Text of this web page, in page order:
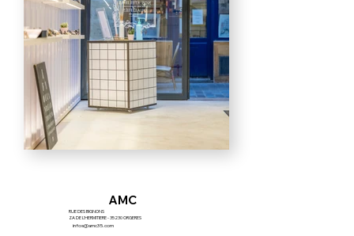
AMC
RUE DES BIGNONS
ZA DE L'HERMITIERE - 35230 ORGERES
infos@amc35.com